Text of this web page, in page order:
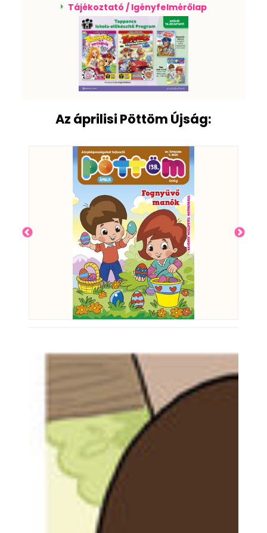
Tájékoztató / Igényfelmérőlap
Az áprilisi Pöttöm Újság: